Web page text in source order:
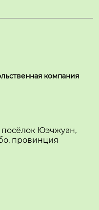
компания
Юэчжуан,
провинция